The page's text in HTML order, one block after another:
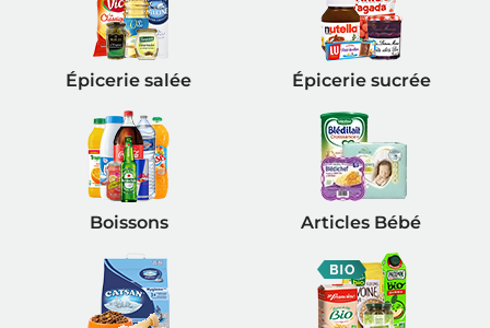
Épicerie salée Épicerie sucrée
Boissons Articles Bébé